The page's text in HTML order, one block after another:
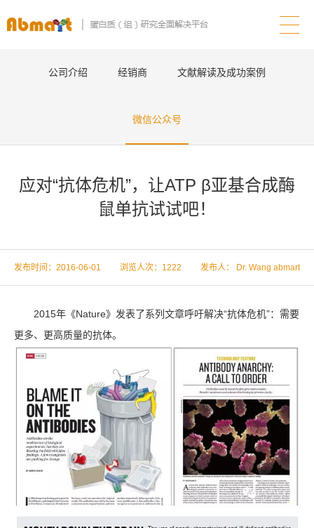
公司介绍 经销商 文献解读及成功案例
微信公众号
应对“抗体危机”，让ATP β亚基合成酶
鼠单抗试试吧！
发布时间：2016-06-01 浏览人次： 1222 发布人： Dr. Wang abmart
2015年《Nature》发表了系列文章呼吁解决“抗体危机”：需要
更多、更高质量的抗体。